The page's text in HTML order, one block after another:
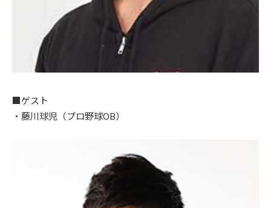
■ゲスト
・藤川球児（プロ野球OB）